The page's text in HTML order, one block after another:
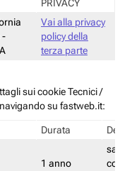
PRIVACY
-
Vai alla privacy
policy della
terza parte
sui cookie Tecnici /
su fastweb.it:
Durata
1 anno
salva